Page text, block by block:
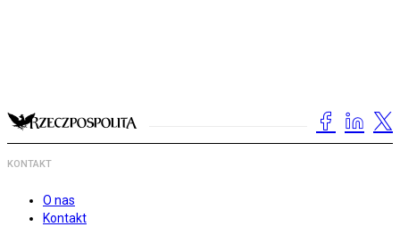
KONTAKT
O nas
Kontakt